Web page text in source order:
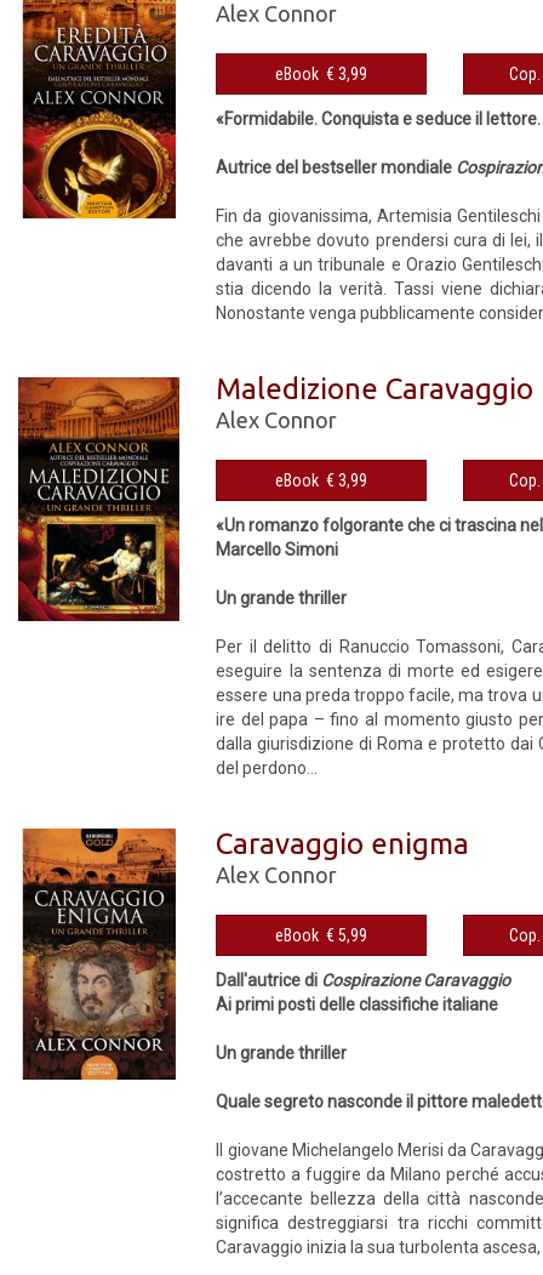
Alex Connor
eBook € 3,99
«Formidabile. Conquista e seduce il
Autrice del bestseller mondiale
Fin da giovanissima, Artemisia
che avrebbe dovuto prendersi cura di lei,
davanti a un tribunale e Orazio
stia dicendo la verità. Tassi viene
Nonostante venga pubblicamente
Maledizione Caravaggio
Alex Connor
eBook € 3,99
«Un romanzo folgorante che ci trascina
Marcello Simoni
Un grande thriller
Per il delitto di Ranuccio Tomassoni,
eseguire la sentenza di morte ed
essere una preda troppo facile, ma trova
ire del papa – fino al momento giusto
dalla giurisdizione di Roma e protetto dai
del perdono...
Caravaggio enigma
Alex Connor
eBook € 5,99
Dall'autrice di Cospirazione Caravaggio
Ai primi posti delle classifiche italiane
Un grande thriller
Quale segreto nasconde il pittore
Il giovane Michelangelo Merisi da
costretto a fuggire da Milano perché
l’accecante bellezza della città
significa destreggiarsi tra ricchi
Caravaggio inizia la sua turbolenta